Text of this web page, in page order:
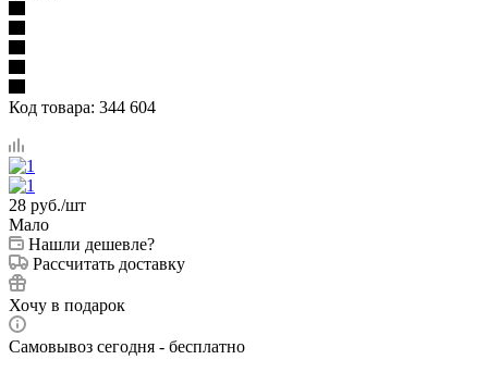
Код товара: 344 604
28 руб./шт
Мало
Нашли дешевле?
Рассчитать доставку
Хочу в подарок
Самовывоз сегодня - бесплатно